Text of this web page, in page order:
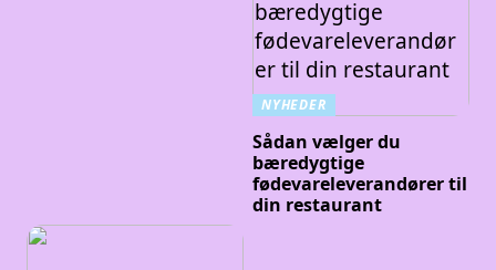
NYHEDER
Sådan vælger du
bæredygtige
fødevareleverandører til
din restaurant